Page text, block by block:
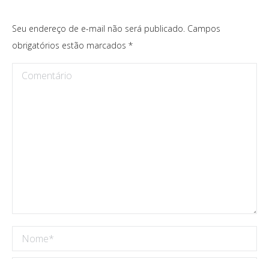
Seu endereço de e-mail não será publicado. Campos
obrigatórios estão marcados *
Comentário
Nome *